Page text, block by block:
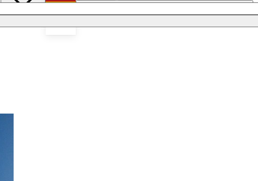
Anmelden
Licht aus